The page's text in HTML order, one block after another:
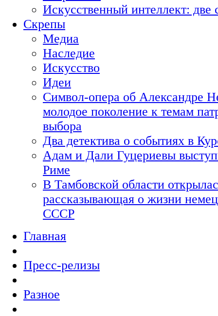
Искусственный интеллект:
Скрепы
Медиа
Наследие
Искусство
Идеи
Символ-опера об Александре
молодое поколение к темам
выбора
Два детектива о событиях в
Адам и Дали Гуцериевы
Риме
В Тамбовской области
рассказывающая о жизни
СССР
Главная
Пресс-релизы
Разное